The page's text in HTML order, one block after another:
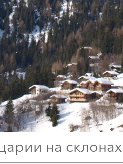
на склонах